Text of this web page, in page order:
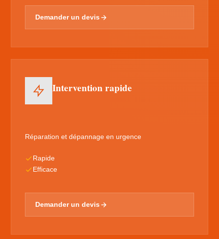
Demander un devis
Intervention rapide
Réparation et dépannage en urgence
Rapide
Efficace
Demander un devis